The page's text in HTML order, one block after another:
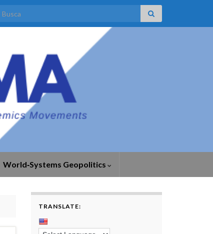
Search for:
World‑Systems Geopolitics
TRANSLATE: